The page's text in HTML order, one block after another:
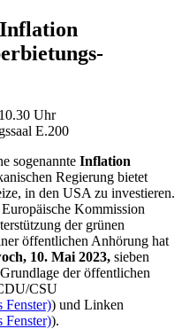
Inflation
Uhr
E.200
sogenannte Inflation
Regierung bietet
in den USA zu investieren.
Kommission
der grünen
öffentlichen Anhörung hat
10. Mai 2023, sieben
der öffentlichen
CSU
Fenster)) und Linken
Fenster)).